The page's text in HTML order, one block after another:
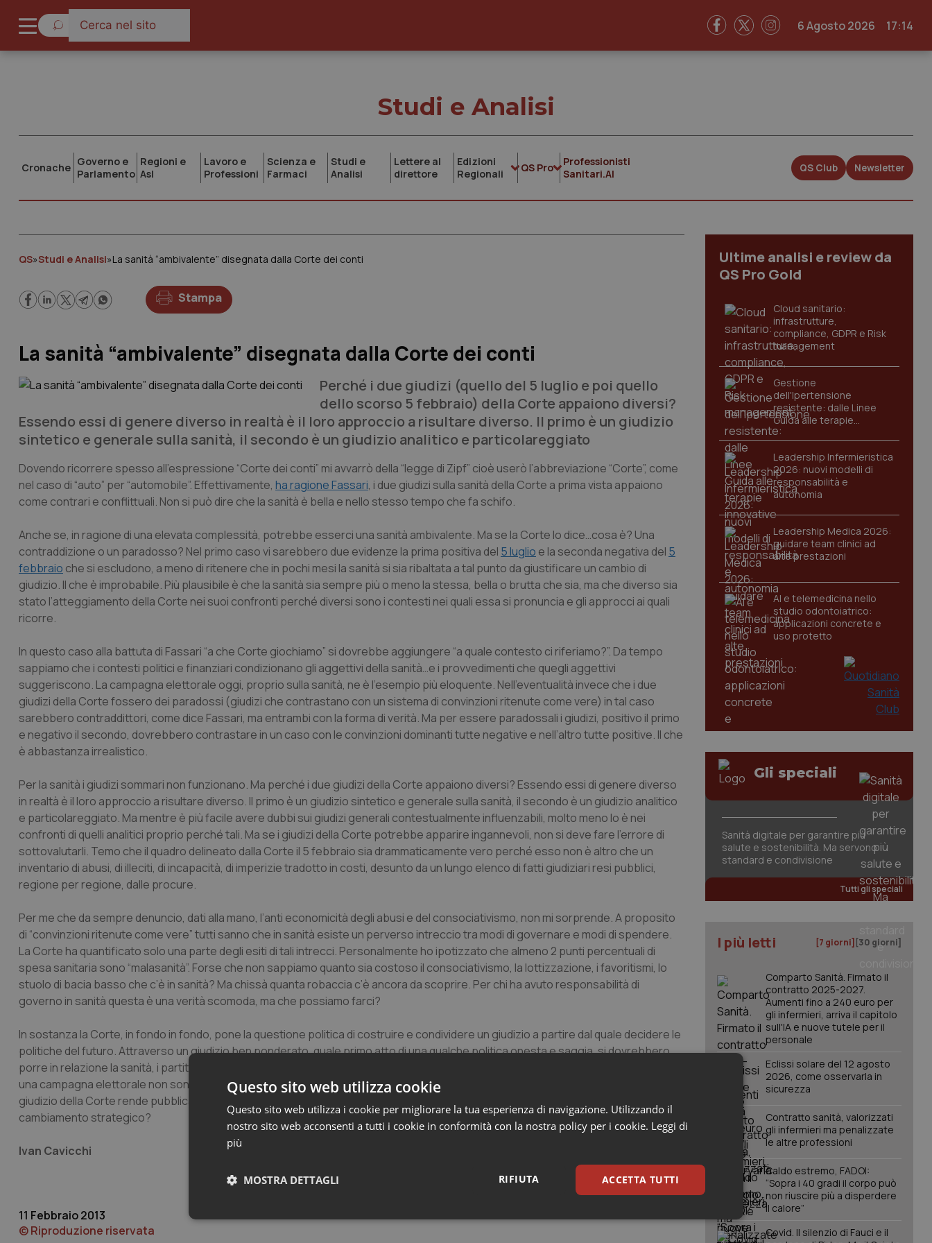
6 Agosto 2026 17:14
Studi e Analisi
Cronache Governo e
Parlamento
Regioni e
Asl
Lavoro e
Professioni
Scienza e
Farmaci
Studi e
Analisi
Lettere al
direttore
Edizioni
Regionali
QS Pro
Professionisti
Sanitari.AI
QS Club Newsletter
QS»Studi e Analisi»La sanità “ambivalente” disegnata dalla Corte dei conti
Stampa
La sanità “ambivalente” disegnata dalla Corte dei conti
Perché i due giudizi (quello del 5 luglio e poi quello
dello scorso 5 febbraio) della Corte appaiono diversi?
Essendo essi di genere diverso in realtà è il loro approccio a risultare diverso. Il primo è un giudizio
sintetico e generale sulla sanità, il secondo è un giudizio analitico e particolareggiato
Dovendo ricorrere spesso all’espressione “Corte dei conti” mi avvarrò della “legge di Zipf” cioè userò l’abbreviazione “Corte”, come
nel caso di “auto” per “automobile”. Effettivamente, ha ragione Fassari, i due giudizi sulla sanità della Corte a prima vista appaiono
come contrari e conflittuali. Non si può dire che la sanità è bella e nello stesso tempo che fa schifo.
Anche se, in ragione di una elevata complessità, potrebbe esserci una sanità ambivalente. Ma se la Corte lo dice…cosa è? Una
contraddizione o un paradosso? Nel primo caso vi sarebbero due evidenze la prima positiva del 5 luglio e la seconda negativa del 5
febbraio che si escludono, a meno di ritenere che in pochi mesi la sanità si sia ribaltata a tal punto da giustificare un cambio di
giudizio. Il che è improbabile. Più plausibile è che la sanità sia sempre più o meno la stessa, bella o brutta che sia, ma che diverso sia
stato l’atteggiamento della Corte nei suoi confronti perché diversi sono i contesti nei quali essa si pronuncia e gli approcci ai quali
ricorre.
In questo caso alla battuta di Fassari “a che Corte giochiamo” si dovrebbe aggiungere “a quale contesto ci riferiamo?”. Da tempo
sappiamo che i contesti politici e finanziari condizionano gli aggettivi della sanità…e i provvedimenti che quegli aggettivi
suggeriscono. La campagna elettorale oggi, proprio sulla sanità, ne è l’esempio più eloquente. Nell’eventualità invece che i due
giudizi della Corte fossero dei paradossi (giudizi che contrastano con un sistema di convinzioni ritenute come vere) in tal caso
sarebbero contraddittori, come dice Fassari, ma entrambi con la forma di verità. Ma per essere paradossali i giudizi, positivo il primo
e negativo il secondo, dovrebbero contrastare in un caso con le convinzioni dominanti tutte negative e nell’altro tutte positive. Il che
è abbastanza irrealistico.
Per la sanità i giudizi sommari non funzionano. Ma perché i due giudizi della Corte appaiono diversi? Essendo essi di genere diverso
in realtà è il loro approccio a risultare diverso. Il primo è un giudizio sintetico e generale sulla sanità, il secondo è un giudizio analitico
e particolareggiato. Ma mentre è più facile avere dubbi sui giudizi generali contestualmente influenzabili, molto meno lo è nei
confronti di quelli analitici proprio perché tali. Ma se i giudizi della Corte potrebbe apparire ingannevoli, non si deve fare l’errore di
sottovalutarli. Temo che il quadro delineato dalla Corte il 5 febbraio sia drammaticamente vero perché esso non è altro che un
inventario di abusi, di illeciti, di incapacità, di imperizie tradotto in costi, desunto da un lungo elenco di fatti giudiziari resi pubblici,
regione per regione, dalle procure.
Per me che da sempre denuncio, dati alla mano, l’anti economicità degli abusi e del consociativismo, non mi sorprende. A proposito
di “convinzioni ritenute come vere” tutti sanno che in sanità esiste un perverso intreccio tra modi di governare e modi di spendere.
La Corte ha quantificato solo una parte degli esiti di tali intrecci. Personalmente ho ipotizzato che almeno 2 punti percentuali di
spesa sanitaria sono “malasanità”. Forse che non sappiamo quanto sia costoso il consociativismo, la lottizzazione, i favoritismi, lo
stuolo di bacia basso che c’è in sanità? Ma chissà quanta robaccia c’è ancora da scoprire. Per chi ha avuto responsabilità di
governo in sanità questa è una verità scomoda, ma che possiamo farci?
In sostanza la Corte, in fondo in fondo, pone la questione politica di costruire e condividere un giudizio a partire dal quale decidere le
politiche del futuro. Attraverso un giudizio ben ponderato, quale primo atto di una qualche politica onesta e saggia, si dovrebbero
porre in relazione la sanità, i partiti e le politiche. Quindi non si tratta di dare la croce a nessuno ma di costruire una critica onesta. In
una campagna elettorale non sono le promesse ma i giudizi che si mettono in campo a distinguere la buona fede dalla mala fede. Il
giudizio della Corte rende pubblica la disonestà che è nel sistema. Che aspettiamo a combatterla facendone il perno di un
cambiamento strategico?
Ivan Cavicchi
11 Febbraio 2013
© Riproduzione riservata
Ultime analisi e review da
QS Pro Gold
Cloud sanitario:
infrastrutture,
compliance, GDPR e Risk
management
Gestione
dell'Ipertensione
resistente: dalle Linee
Guida alle terapie
innovative
Leadership Infermieristica
2026: nuovi modelli di
responsabilità e
autonomia
Leadership Medica 2026:
guidare team clinici ad
alte prestazioni
AI e telemedicina nello
studio odontoiatrico:
applicazioni concrete e
uso protetto
Gli speciali
Sanità digitale per garantire più
salute e sostenibilità. Ma servono
standard e condivisione
Tutti gli speciali
I più letti [7 giorni] [30 giorni]
Comparto Sanità. Firmato il
contratto 2025-2027.
Aumenti fino a 240 euro per
gli infermieri, arriva il capitolo
sull'IA e nuove tutele per il
personale
Eclissi solare del 12 agosto
2026, come osservarla in
sicurezza
Contratto sanità, valorizzati
gli infermieri ma penalizzate
le altre professioni
Caldo estremo, FADOI:
“Sopra i 40 gradi il corpo può
non riuscire più a disperdere
il calore”
Covid. Il silenzio di Fauci e il
Questo sito web utilizza cookie
Questo sito web utilizza i cookie per migliorare la tua esperienza di navigazione. Utilizzando il
nostro sito web acconsenti a tutti i cookie in conformità con la nostra policy per i cookie. Leggi di
più
ACCETTA TUTTI
RIFIUTA
MOSTRA DETTAGLI
Necessari Statistici Marketing